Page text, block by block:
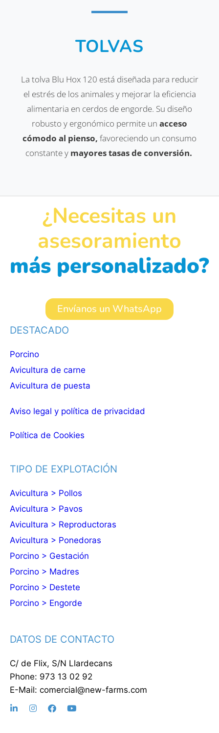
TOLVAS
La tolva Blu Hox 120 está diseñada para reducir
el estrés de los animales y mejorar la eficiencia
alimentaria en cerdos de engorde. Su diseño
robusto y ergonómico permite un acceso
cómodo al pienso, favoreciendo un consumo
constante ymayores tasas de conversión.
¿Necesitas un
asesoramiento
más personalizado?
Envíanos un WhatsApp
DESTACADO
Porcino
Avicultura de carne
Avicultura de puesta
Aviso legal y política de privacidad
Política de Cookies
TIPO DE EXPLOTACIÓN
Avicultura > Pollos
Avicultura > Pavos
Avicultura > Reproductoras
Avicultura > Ponedoras
Porcino > Gestación
Porcino > Madres
Porcino > Destete
Porcino > Engorde
DATOS DE CONTACTO
C/ de Flix, S/N Llardecans
Phone: 973 13 02 92
E-Mail: comercial@new-farms.com